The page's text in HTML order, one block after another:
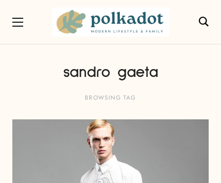
sandro gaeta
BROWSING TAG